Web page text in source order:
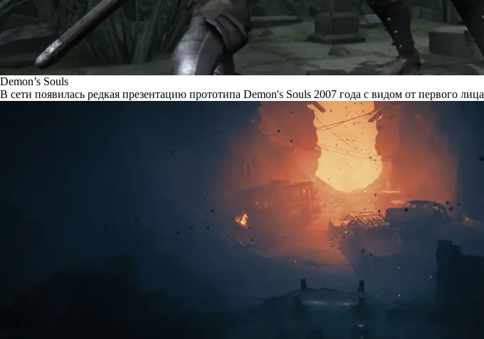
Demon’s Souls
В сети появилась редкая презентацию прототипа Demon's Souls 2007 года с видом от первого лица